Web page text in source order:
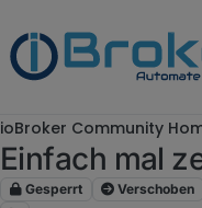
ioBroker Community
Einfach mal
Gesperrt Verschoben